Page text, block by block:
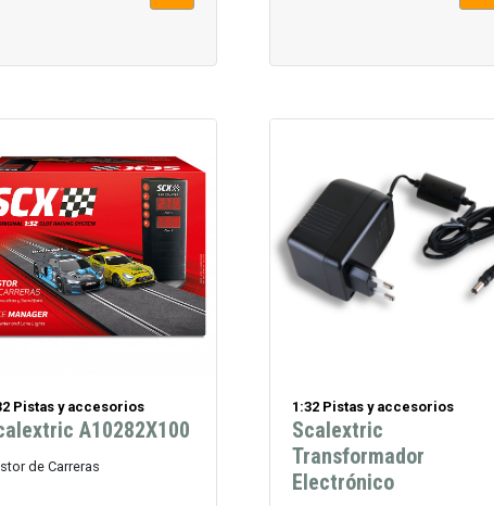
Pistas y accesorios
A10282X100
de Carreras
1:32 Pistas y accesorios
Scalextric
Transformador
Electrónico